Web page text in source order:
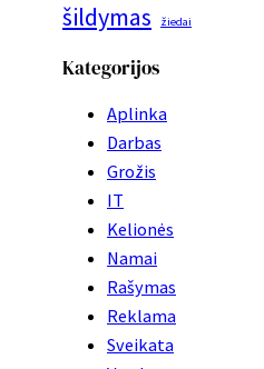
šildymas žiedai
Kategorijos
Aplinka
Darbas
Grožis
IT
Kelionės
Namai
Rašymas
Reklama
Sveikata